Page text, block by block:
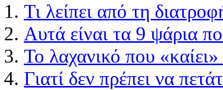
Τι λείπει από τη
Αυτά είναι τα 9 ψάρια
Το λαχανικό που «καίει»
Γιατί δεν πρέπει να